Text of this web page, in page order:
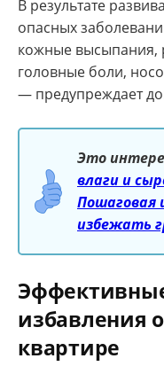
В результате
опасных
кожные высыпания,
головные боли,
— предупреждает
Это
влаги и
Пошаговая
избежать
избавления
квартире